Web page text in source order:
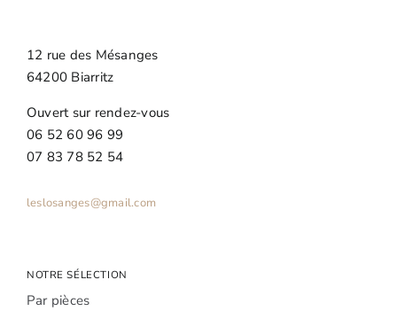
12 rue des Mésanges
64200 Biarritz
Ouvert sur rendez-vous
06 52 60 96 99
07 83 78 52 54
leslosanges@gmail.com
NOTRE SÉLECTION
Par pièces